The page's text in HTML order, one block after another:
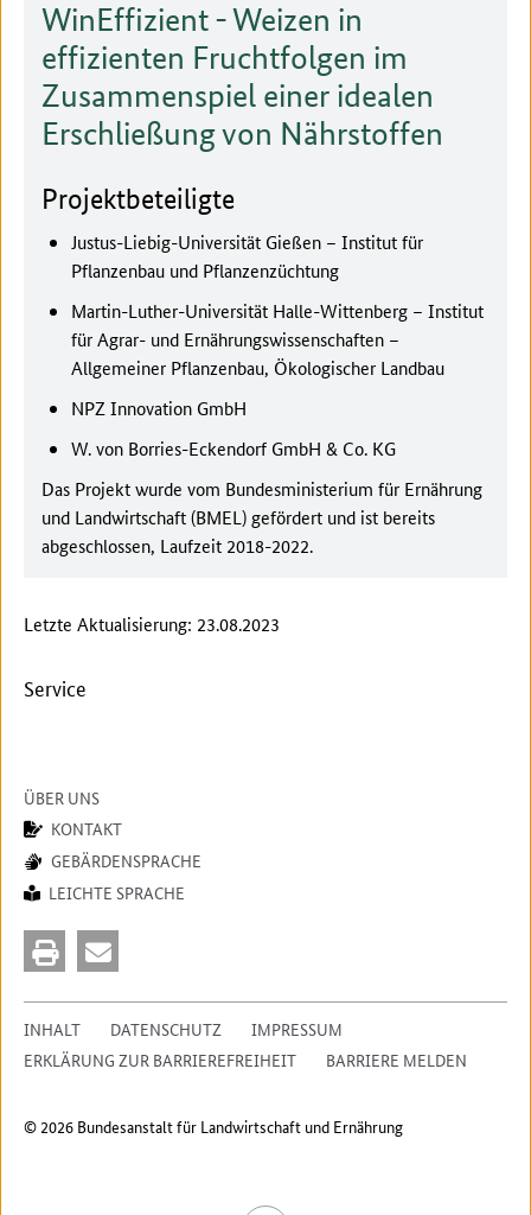
WinEffizient - Weizen in
effizienten Fruchtfolgen im
Zusammenspiel einer idealen
Erschließung von Nährstoffen
Projektbeteiligte
Justus-Liebig-Universität Gießen – Institut für
Pflanzenbau und Pflanzenzüchtung
Martin-Luther-Universität Halle-Wittenberg – Institut
für Agrar- und Ernährungswissenschaften –
Allgemeiner Pflanzenbau, Ökologischer Landbau
NPZ Innovation GmbH
W. von Borries-Eckendorf GmbH & Co. KG
Das Projekt wurde vom Bundesministerium für Ernährung
und Landwirtschaft (BMEL) gefördert und ist bereits
abgeschlossen, Laufzeit 2018-2022.
Letzte Aktualisierung: 23.08.2023
Service
ÜBER UNS
KONTAKT
GEBÄRDENSPRACHE
LEICHTE SPRACHE
INHALT DATENSCHUTZ
IMPRESSUM
ERKLÄRUNG ZUR BARRIEREFREIHEIT
BARRIERE MELDEN
© 2026 Bundesanstalt für Landwirtschaft und Ernährung